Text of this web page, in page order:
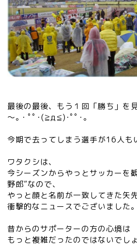
最後の最後、もう１回「勝ち」を
～｡・ﾟﾟ･(≧д≦)･ﾟﾟ･｡
今期で去ってしまう選手が16人も
ワタクシは、
今シーズンからやっとサッカーを
野郎”なので、
やっと顔と名前が一致してきた矢
衝撃的なニュースでございました。
昔からのサポーターの方の心境は
もっと複雑だったのではないでし